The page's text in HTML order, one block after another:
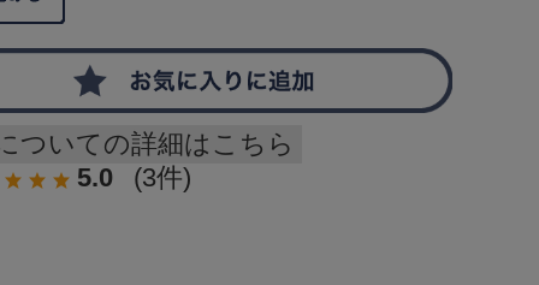
ついての詳細はこちら
5.0
(3件)